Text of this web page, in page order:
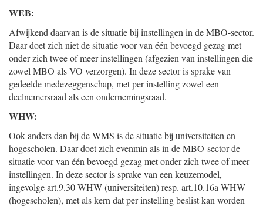
WEB:
Afwijkend daarvan is de situatie bij instellingen in de MBO-sector.
Daar doet zich niet de situatie voor van één bevoegd gezag met
onder zich twee of meer instellingen (afgezien van instellingen die
zowel MBO als VO verzorgen). In deze sector is sprake van
gedeelde medezeggenschap, met per instelling zowel een
deelnemersraad als een ondernemingsraad.
WHW:
Ook anders dan bij de WMS is de situatie bij universiteiten en
hogescholen. Daar doet zich evenmin als in de MBO-sector de
situatie voor van één bevoegd gezag met onder zich twee of meer
instellingen. In deze sector is sprake van een keuzemodel,
ingevolge art.9.30 WHW (universiteiten) resp. art.10.16a WHW
(hogescholen), met als kern dat per instelling beslist kan worden